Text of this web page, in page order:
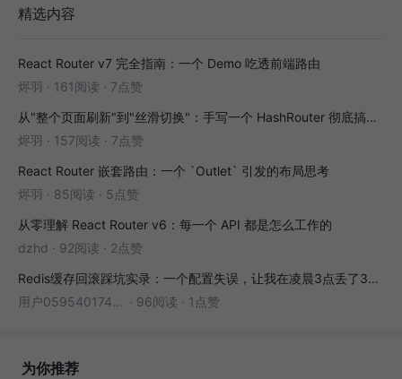
精选内容
React Router v7 完全指南：一个 Demo 吃透前端路由
烬羽 · 161阅读 · 7点赞
从"整个页面刷新"到"丝滑切换"：手写一个 HashRouter 彻底搞懂前端路由
烬羽 · 157阅读 · 7点赞
React Router 嵌套路由：一个 `Outlet` 引发的布局思考
烬羽 · 85阅读 · 5点赞
从零理解 React Router v6：每一个 API 都是怎么工作的
dzhd · 92阅读 · 2点赞
Redis缓存回滚踩坑实录：一个配置失误，让我在凌晨3点丢了3000条数据
用户05954017446 · 96阅读 · 1点赞
为你推荐